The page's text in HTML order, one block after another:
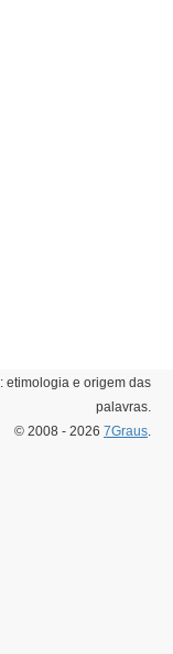
: etimologia e origem das
palavras.
© 2008 - 2026 7Graus.